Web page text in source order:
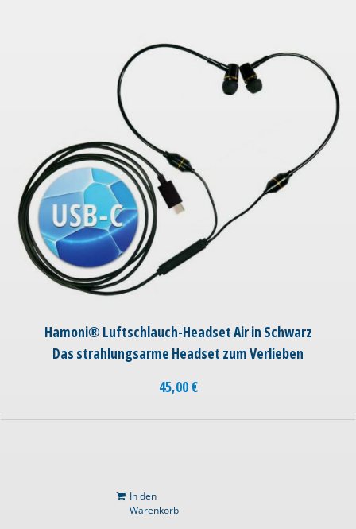
Hamoni® Luftschlauch-Headset Air in Schwarz
Das strahlungsarme Headset zum Verlieben
45,00€
In den
Warenkorb